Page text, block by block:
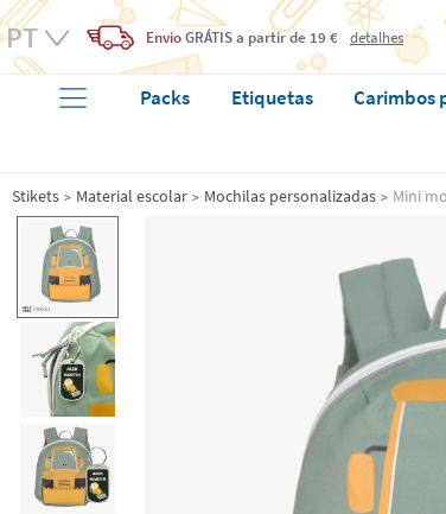
EnvioGRÁTISa partir de 19 € detalhes
Packs Etiquetas Carimbos
Stikets Material escolar Mochilas personalizadas Mini